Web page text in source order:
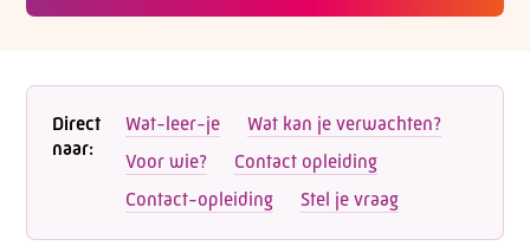
Direct
naar:
Wat-leer-je
Wat kan je verwachten?
Voor wie?
Contact opleiding
Contact-opleiding
Stel je vraag